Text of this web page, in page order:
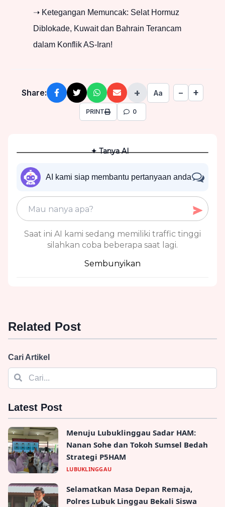
➝ Ketegangan Memuncak: Selat Hormuz
Diblokade, Kuwait dan Bahrain Terancam
dalam Konflik AS-Iran!
Share: + Aa − +
PRINT 0
✦ Tanya AI
AI kami siap membantu pertanyaan anda
Saat ini AI kami sedang memiliki traffic tinggi
silahkan coba beberapa saat lagi.
Sembunyikan
Related Post
Cari Artikel
Latest Post
Menuju Lubuklinggau Sadar HAM:
Nanan Sohe dan Tokoh Sumsel Bedah
Strategi P5HAM
LUBUKLINGGAU
Selamatkan Masa Depan Remaja,
Polres Lubuk Linggau Bekali Siswa